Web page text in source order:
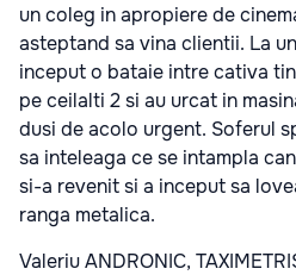
un coleg in apropiere de
asteptand sa vina clientii. La
inceput o bataie intre cativa
pe ceilalti 2 si au urcat in
dusi de acolo urgent. Soferul
sa inteleaga ce se intampla
si-a revenit si a inceput sa
ranga metalica.
Valeriu ANDRONIC,